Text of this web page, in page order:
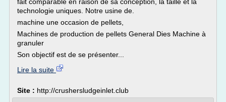
technologie uniques. Notre usine de.
machine une occasion de pellets,
Machines de production de pellets General Dies Machine à
granuler
Son objectif est de se présenter...
Lire la suite
Site : http://crushersludgeinlet.club